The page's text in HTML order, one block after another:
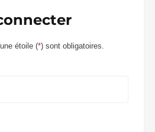
étoile (*) sont obligatoires.